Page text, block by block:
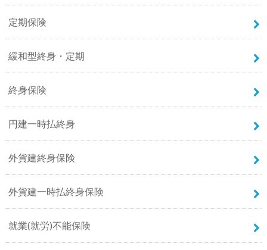
定期保険
緩和型終身・定期
終身保険
円建一時払終身
外貨建終身保険
外貨建一時払終身保険
就業(就労)不能保険